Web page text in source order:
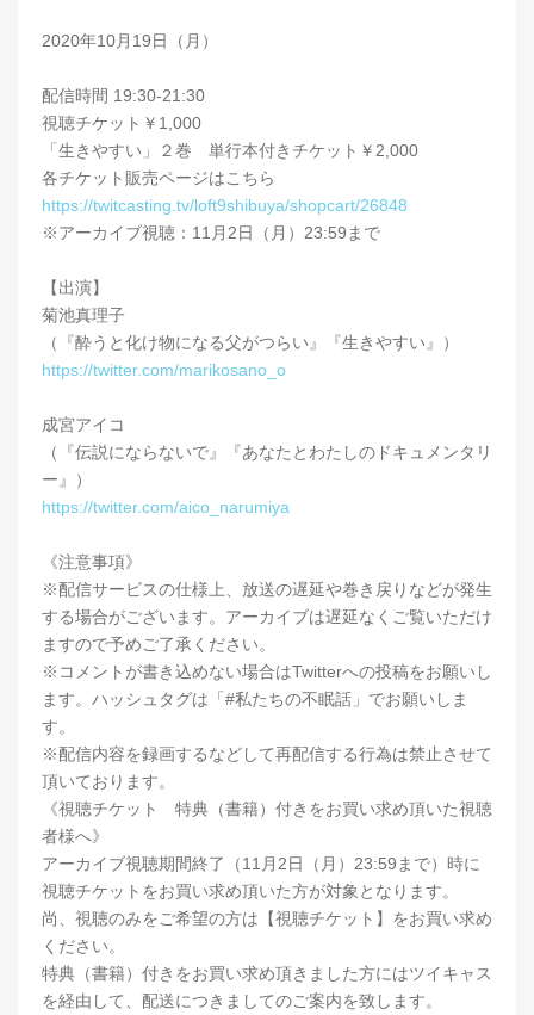
2020年10月19日（月）
配信時間 19:30-21:30
視聴チケット￥1,000
「生きやすい」２巻 単行本付きチケット￥2,000
各チケット販売ページはこちら
https://twitcasting.tv/loft9shibuya/shopcart/26848
※アーカイブ視聴：11月2日（月）23:59まで
【出演】
菊池真理子
（『酔うと化け物になる父がつらい』『生きやすい』）
https://twitter.com/marikosano_o
成宮アイコ
（『伝説にならないで』『あなたとわたしのドキュメンタリ
ー』）
https://twitter.com/aico_narumiya
《注意事項》
※配信サービスの仕様上、放送の遅延や巻き戻りなどが発生
する場合がございます。アーカイブは遅延なくご覧いただけ
ますので予めご了承ください。
※コメントが書き込めない場合はTwitterへの投稿をお願いし
ます。ハッシュタグは「#私たちの不眠話」でお願いしま
す。
※配信内容を録画するなどして再配信する行為は禁止させて
頂いております。
《視聴チケット 特典（書籍）付きをお買い求め頂いた視聴
者様へ》
アーカイブ視聴期間終了（11月2日（月）23:59まで）時に
視聴チケットをお買い求め頂いた方が対象となります。
尚、視聴のみをご希望の方は【視聴チケット】をお買い求め
ください。
特典（書籍）付きをお買い求め頂きました方にはツイキャス
を経由して、配送につきましてのご案内を致します。